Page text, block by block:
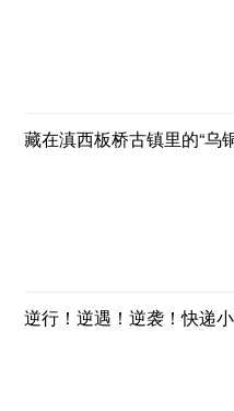
藏在滇西板桥古镇里的“乌
逆行！逆遇！逆袭！快递